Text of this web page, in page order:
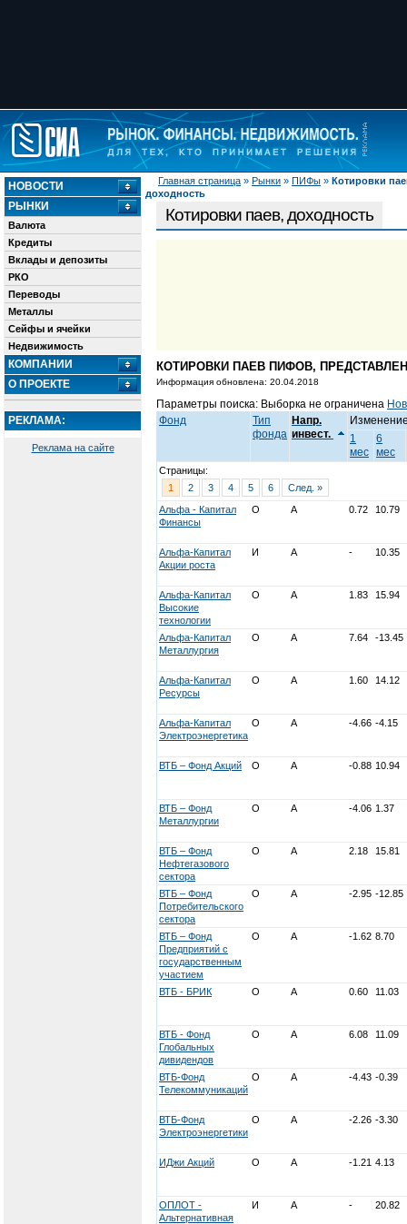
Главная страница » Рынки » ПИФы » Котировки
доходность
НОВОСТИ
РЫНКИ
Валюта
Кредиты
Вклады и депозиты
РКО
Переводы
Металлы
Сейфы и ячейки
Недвижимость
КОМПАНИИ
О ПРОЕКТЕ
РЕКЛАМА:
Реклама на сайте
Котировки паев, доходность
КОТИРОВКИ ПАЕВ ПИФОВ,
Информация обновлена: 20.04.2018
Параметры поиска: Выборка не ограничена
Фонд
Тип
фонда
Напр.
инвест.
1
мес
6
мес
Страницы:
1
2 3 4 5 6
След. »
Альфа - Капитал
Финансы
О А 0.72 10.79
Альфа-Капитал
Акции роста
И А - 10.35
Альфа-Капитал
Высокие
технологии
О А 1.83 15.94
Альфа-Капитал
Металлургия
О А 7.64 -13.45
Альфа-Капитал
Ресурсы
О А 1.60 14.12
Альфа-Капитал
Электроэнергетика
О А -4.66 -4.15
ВТБ – Фонд Акций О А -0.88 10.94
ВТБ – Фонд
Металлургии
О А -4.06 1.37
ВТБ – Фонд
Нефтегазового
сектора
О А 2.18 15.81
ВТБ – Фонд
Потребительского
сектора
О А -2.95 -12.85
ВТБ – Фонд
Предприятий с
государственным
участием
О А -1.62 8.70
ВТБ - БРИК О А 0.60 11.03
ВТБ - Фонд
Глобальных
дивидендов
О А 6.08 11.09
ВТБ-Фонд
Телекоммуникаций
О А -4.43 -0.39
ВТБ-Фонд
Электроэнергетики
О А -2.26 -3.30
ИДжи Акций О А -1.21 4.13
ОПЛОТ -
Альтернативная
И А - 20.82